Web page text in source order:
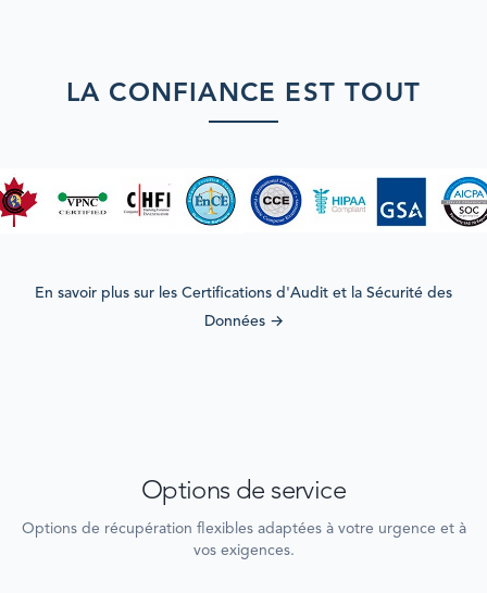
LA CONFIANCE EST TOUT
En savoir plus sur les Certifications d'Audit et la Sécurité des
Données→
Options de service
Options de récupération flexibles adaptées à votre urgence et à
vos exigences.